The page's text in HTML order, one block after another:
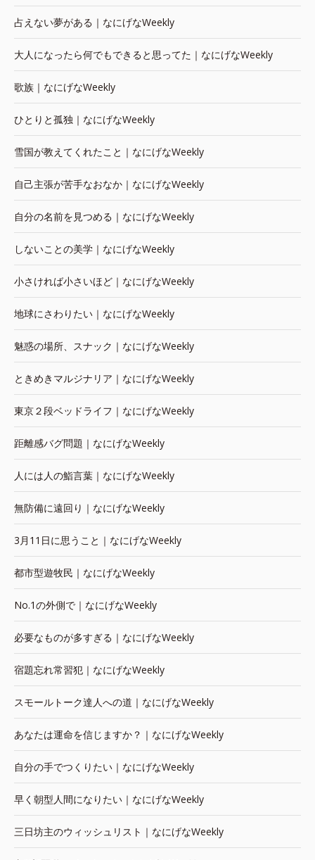
占えない夢がある｜なにげなWeekly
大人になったら何でもできると思ってた｜なにげなWeekly
歌族｜なにげなWeekly
ひとりと孤独｜なにげなWeekly
雪国が教えてくれたこと｜なにげなWeekly
自己主張が苦手なおなか｜なにげなWeekly
自分の名前を見つめる｜なにげなWeekly
しないことの美学｜なにげなWeekly
小さければ小さいほど｜なにげなWeekly
地球にさわりたい｜なにげなWeekly
魅惑の場所、スナック｜なにげなWeekly
ときめきマルジナリア｜なにげなWeekly
東京２段ベッドライフ｜なにげなWeekly
距離感バグ問題｜なにげなWeekly
人には人の鮨言葉｜なにげなWeekly
無防備に遠回り｜なにげなWeekly
3月11日に思うこと｜なにげなWeekly
都市型遊牧民｜なにげなWeekly
No.1の外側で｜なにげなWeekly
必要なものが多すぎる｜なにげなWeekly
宿題忘れ常習犯｜なにげなWeekly
スモールトーク達人への道｜なにげなWeekly
あなたは運命を信じますか？｜なにげなWeekly
自分の手でつくりたい｜なにげなWeekly
早く朝型人間になりたい｜なにげなWeekly
三日坊主のウィッシュリスト｜なにげなWeekly